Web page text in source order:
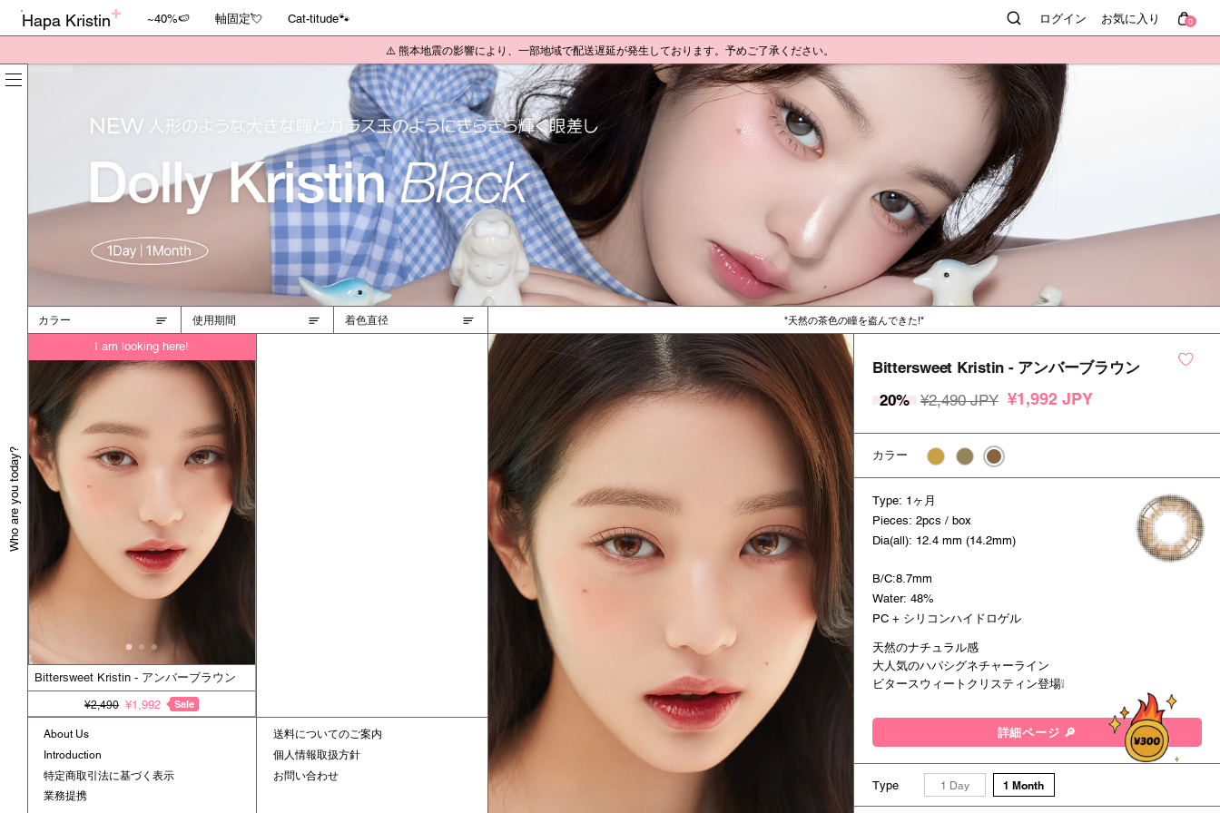
Hapa Kristin ログイン お気に入り 0
~40%🍉 軸固定💘 Cat-titude🐾
⚠️ 熊本地震の影響により、一部地域で配送遅延が発生しております。予めご了承ください。
Who are you today?
天然の茶色の瞳を盗んできた!
Bittersweet Kristin - アンバーブラウン
20% ¥2,490 JPY ¥1,992 JPY
カラー
Type: 1ヶ月
Pieces: 2pcs / box
Dia(all): 12.4 mm (14.2mm)
B/C:8.7mm
Water: 48%
PC + シリコンハイドロゲル
天然のナチュラル感
大人気のハパシグネチャーライン
ビタースウィートクリスティン登場❕
詳細ページ 🔎
Type 1 Day 1 Month
カラー 使用期間 着色直径
Bittersweet Kristin - アンバーブラウン
¥2,490 ¥1,992 Sale
About Us
Introduction
特定商取引法に基づく表示
業務提携
送料についてのご案内
個人情報取扱方針
お問い合わせ